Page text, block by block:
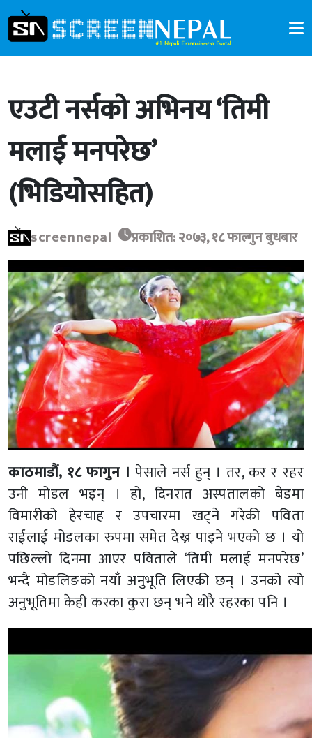
एउटी नर्सको अभिनय ‘तिमी
मलाई मनपरेछ’
(भिडियोसहित)
screennepal प्रकाशित: २०७३, १८ फाल्गुन बुधबार
काठमाडौं, १८ फागुन । पेसाले नर्स हुन् । तर, कर र रहर
उनी मोडल भइन् । हो, दिनरात अस्पतालको बेडमा
विमारीको हेरचाह र उपचारमा खट्ने गरेकी पविता
राईलाई मोडलका रुपमा समेत देख्न पाइने भएको छ । यो
पछिल्लो दिनमा आएर पविताले ‘तिमी मलाई मनपरेछ’
भन्दै मोडलिङको नयाँ अनुभूति लिएकी छन् । उनको त्यो
अनुभूतिमा केही करका कुरा छन् भने थोरै रहरका पनि ।